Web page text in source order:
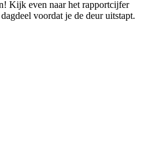
Kijk even naar het rapportcijfer
voordat je de deur uitstapt.